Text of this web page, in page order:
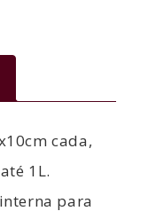
cada,
1L.
para